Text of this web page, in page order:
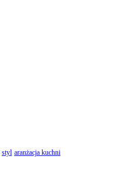
styl aranżacja kuchni